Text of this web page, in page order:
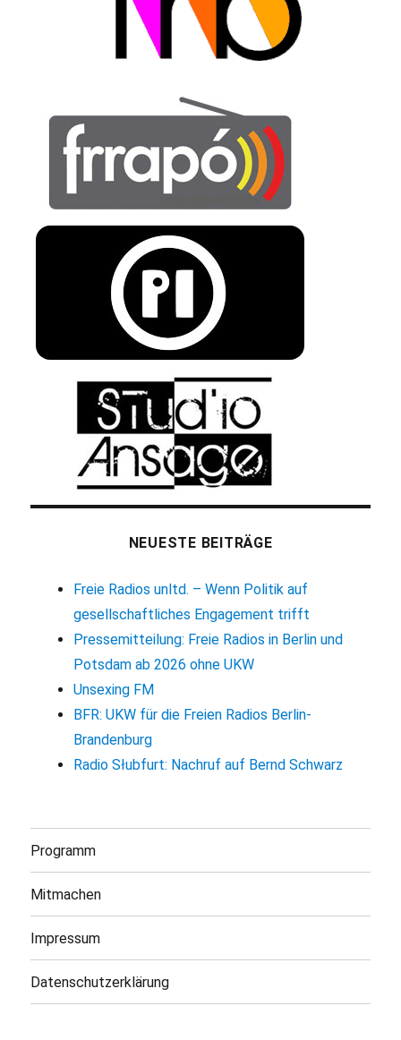
NEUESTE BEITRÄGE
Freie Radios unltd. – Wenn Politik auf
gesellschaftliches Engagement trifft
Pressemitteilung: Freie Radios in Berlin und
Potsdam ab 2026 ohne UKW
Unsexing FM
BFR: UKW für die Freien Radios Berlin-
Brandenburg
Radio Słubfurt: Nachruf auf Bernd Schwarz
Programm
Mitmachen
Impressum
Datenschutzerklärung